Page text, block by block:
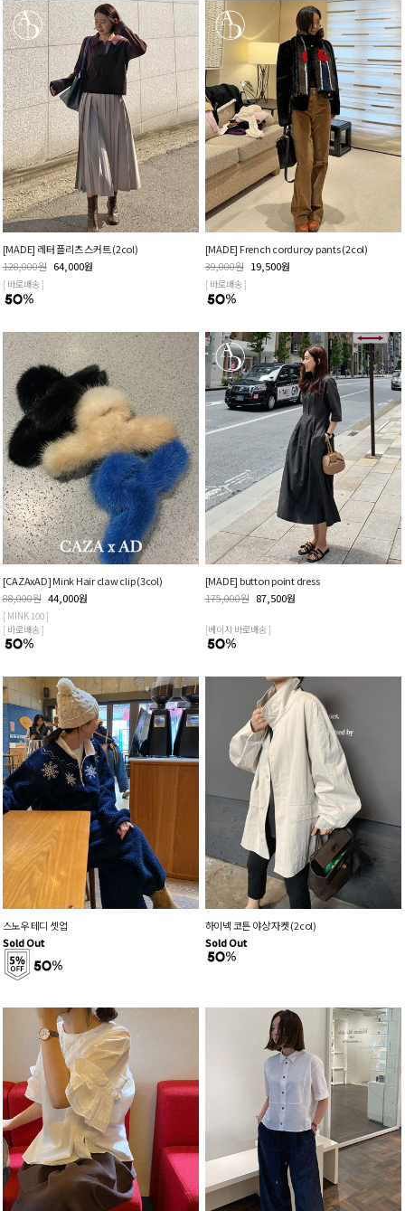
[MADE] 레터 플리츠 스커트 (2col)
128,000원 64,000원
[ 바로배송 ]
[MADE] French corduroy pants (2col)
39,000원 19,500원
[ 바로배송 ]
[CAZAxAD] Mink Hair claw clip (3col)
88,000원 44,000원
[ MINK 100 ]
[ 바로배송 ]
[MADE] button point dress
175,000원 87,500원
[베이지 바로배송 ]
스노우 테디 셋업
Sold Out
하이넥 코튼 야상 자켓 (2col)
Sold Out